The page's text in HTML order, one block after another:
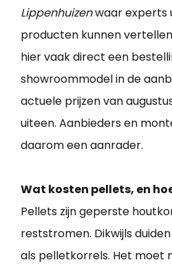
Lippenhuizenwaar experts
producten kunnen
hier vaak direct een
showroommodel in de
actuele prijzen van
uiteen. Aanbieders en
daarom een aanrader.
Wat kosten pellets, en
Pellets zijn geperste
reststromen. Dikwijls
als pelletkorrels. Het moet